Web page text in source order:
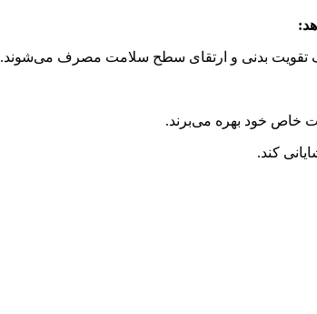
تقویت بدنی و ارتقای سطح سلامت مصرف می‌شوند.
خاص خود بهره می‌برند.
کند.